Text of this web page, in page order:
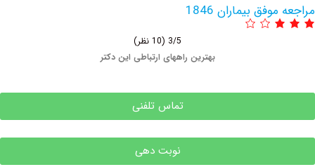
بیماران 1846
بهترین راههای ارتباطی این دکتر
تماس تلفنی
نوبت دهی